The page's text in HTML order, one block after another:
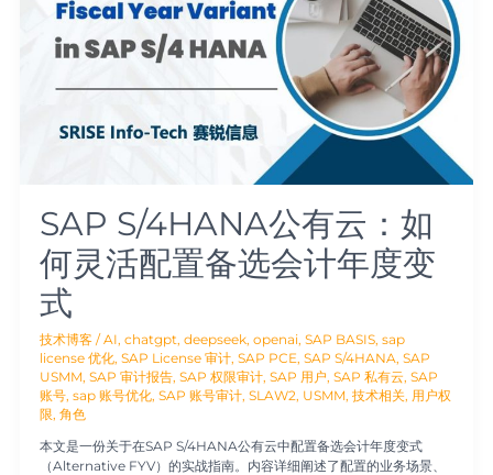
SAP S/4HANA公有云：如
何灵活配置备选会计年度变
式
技术博客 /AI,chatgpt,deepseek,openai,SAP BASIS,sap
license 优化,SAP License 审计,SAP PCE,SAP S/4HANA,SAP
USMM,SAP 审计报告,SAP 权限审计,SAP 用户,SAP 私有云,SAP
账号,sap 账号优化,SAP 账号审计,SLAW2, USMM,技术相关, 用户权
限,角色
本文是一份关于在SAP S/4HANA公有云中配置备选会计年度变式
（Alternative FYV）的实战指南。内容详细阐述了配置的业务场景、
云：
计
年
度
变